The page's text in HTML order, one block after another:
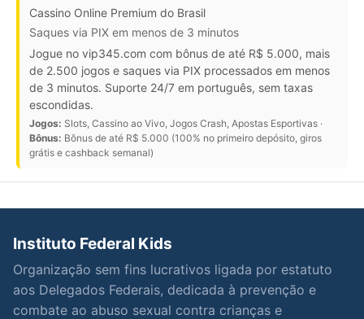
Cassino Online Premium do Brasil
Saques via PIX em menos de 3 minutos
Jogue no vip345.com com bônus de até R$ 5.000, mais
de 2.500 jogos e saques via PIX processados em menos
de 3 minutos. Suporte 24/7 em português, sem taxas
escondidas.
Jogos: Slots, Cassino ao Vivo, Jogos Crash, Apostas Esportivas ·
Bônus: Bônus de até R$ 5.000 (100% no primeiro depósito, giros
grátis e cashback semanal)
Instituto Federal Kids
Organização sem fins lucrativos ligada por estatuto
aos Delegados Federais, dedicada à prevenção e
combate ao abuso sexual contra crianças e